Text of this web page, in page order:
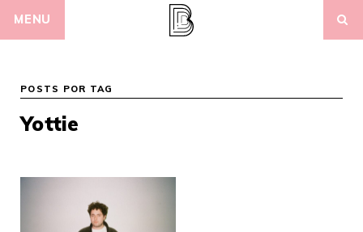
MENU
POSTS POR TAG
Yottie